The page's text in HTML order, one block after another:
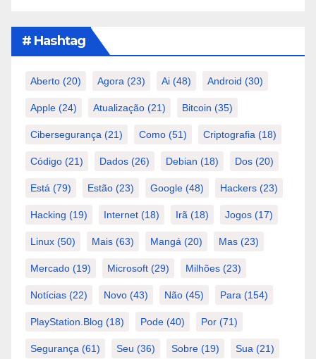
# Hashtag
Aberto (20) Agora (23) Ai (48) Android (30)
Apple (24) Atualização (21) Bitcoin (35)
Cibersegurança (21) Como (51) Criptografia (18)
Código (21) Dados (26) Debian (18) Dos (20)
Está (79) Estão (23) Google (48) Hackers (23)
Hacking (19) Internet (18) Irã (18) Jogos (17)
Linux (50) Mais (63) Mangá (20) Mas (23)
Mercado (19) Microsoft (29) Milhões (23)
Notícias (22) Novo (43) Não (45) Para (154)
PlayStation.Blog (18) Pode (40) Por (71)
Segurança (61) Seu (36) Sobre (19) Sua (21)